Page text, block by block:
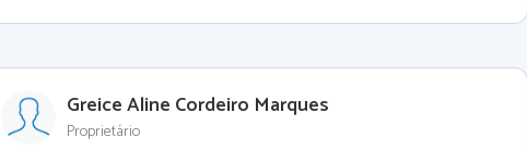
Greice Aline Cordeiro Marques
Proprietário